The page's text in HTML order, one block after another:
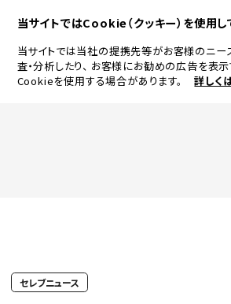
当サイトではCookie（クッキー）を使用し
当サイトでは当社の提携先等がお客様のニー
査・分析したり、 お客様にお勧めの広告を表
Cookieを使用する場合があります。
詳しく
JEWELRY & WATCH
セレブニュース